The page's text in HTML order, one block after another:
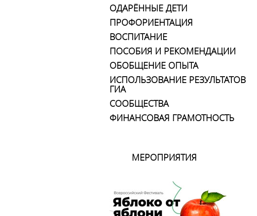
ОДАРЁННЫЕ ДЕТИ
ПРОФОРИЕНТАЦИЯ
ВОСПИТАНИЕ
ПОСОБИЯ И РЕКОМЕНДАЦИИ
ОБОБЩЕНИЕ ОПЫТА
ИСПОЛЬЗОВАНИЕ РЕЗУЛЬТАТОВ
ГИА
СООБЩЕСТВА
ФИНАНСОВАЯ ГРАМОТНОСТЬ
МЕРОПРИЯТИЯ